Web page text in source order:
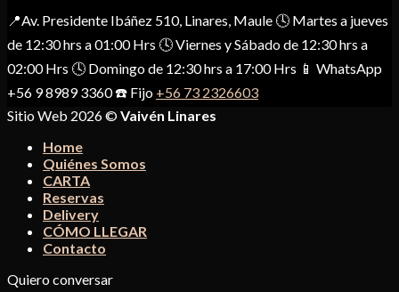
📍Av. Presidente Ibáñez 510, Linares, Maule 🕓 Martes a jueves
de 12:30 hrs a 01:00 Hrs 🕓 Viernes y Sábado de 12:30 hrs a
02:00 Hrs 🕓 Domingo de 12:30 hrs a 17:00 Hrs 📱 WhatsApp
+56 9 8989 3360 ☎️ Fijo +56 73 2326603
Sitio Web 2026 ©Vaivén Linares
Home
Quiénes Somos
CARTA
Reservas
Delivery
CÓMO LLEGAR
Contacto
Quiero conversar